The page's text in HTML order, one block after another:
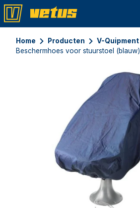
Home Producten V-Quipment
Beschermhoes voor stuurstoel (blauw)